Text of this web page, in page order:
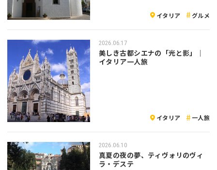
イタリア グルメ
2026.06.17
美しき古都シエナの「光と影」｜
イタリア一人旅
イタリア 一人旅
2026.06.10
真夏の夜の夢、ティヴォリのヴィ
ラ・デステ